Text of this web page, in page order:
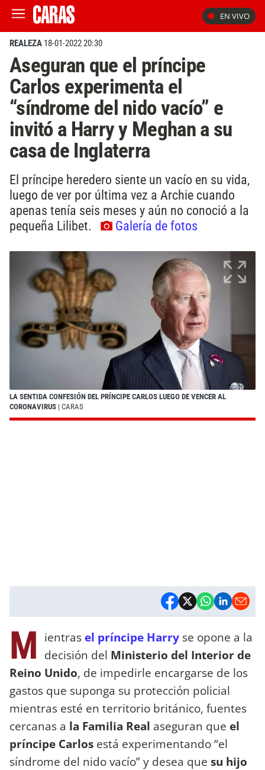
EN VIVO
REALEZA 18-01-2022 20:30
Aseguran que el príncipe
Carlos experimenta el
“síndrome del nido vacío” e
invitó a Harry y Meghan a su
casa de Inglaterra
El príncipe heredero siente un vacío en su vida,
luego de ver por última vez a Archie cuando
apenas tenía seis meses y aún no conoció a la
pequeña Lilibet.
Galería de fotos
LA SENTIDA CONFESIÓN DEL PRÍNCIPE CARLOS LUEGO DE VENCER AL
CORONAVIRUS | CARAS
M ientras el príncipe Harry se opone a la
decisión del Ministerio del Interior de
Reino Unido, de impedirle encargarse de los
gastos que suponga su protección policial
mientras esté en territorio británico, fuentes
cercanas a la Familia Real aseguran que el
príncipe Carlos está experimentando “el
síndrome del nido vacío” y desea que su hijo